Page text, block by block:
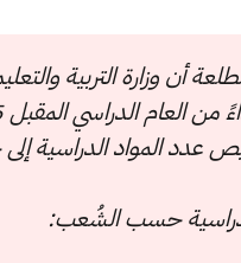
أن وزارة التربية
عدد المواد
حسب الشُعب: